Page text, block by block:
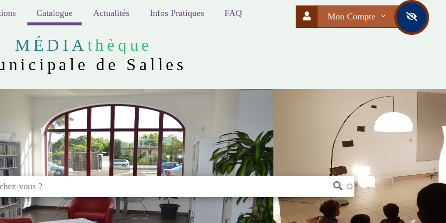
Catalogue Actualités Infos Pratiques FAQ
MÉDIA thèque
de Salles
Mon Compte